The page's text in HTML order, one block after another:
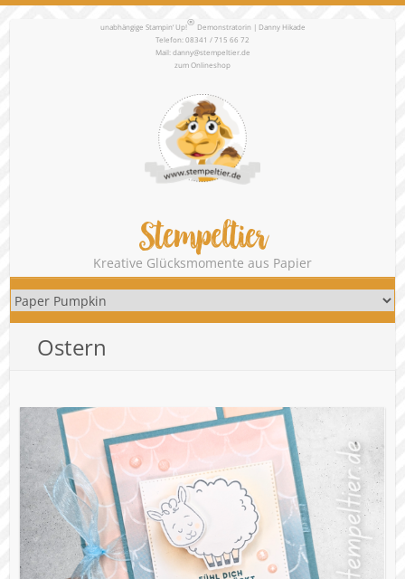
unabhängige Stampin‘ Up!® Demonstratorin | Danny Hikade
Telefon: 08341 / 715 66 72
Mail:danny@stempeltier.de
zumOnlineshop
Stempeltier
Kreative Glücksmomente aus Papier
Ostern